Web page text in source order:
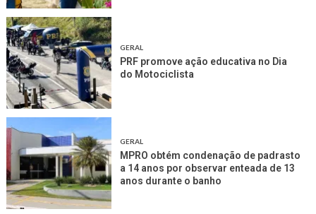
GERAL
PRF promove ação educativa no Dia
do Motociclista
GERAL
MPRO obtém condenação de padrasto
a 14 anos por observar enteada de 13
anos durante o banho